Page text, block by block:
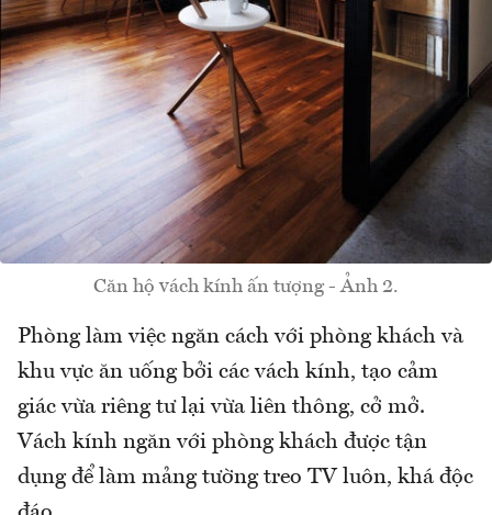
Căn hộ vách kính ấn tượng - Ảnh 2.
Phòng làm việc ngăn cách với phòng khách và
khu vực ăn uống bởi các vách kính, tạo cảm
giác vừa riêng tư lại vừa liên thông, cở mở.
Vách kính ngăn với phòng khách được tận
dụng để làm mảng tường treo TV luôn, khá độc